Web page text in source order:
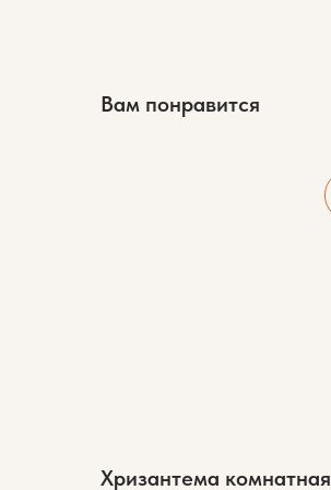
Вам понравится
Хризантема комнатная